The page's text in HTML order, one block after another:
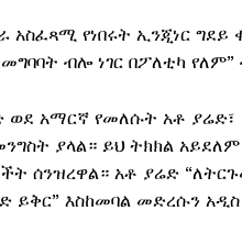
አስፈጻሚ የነበሩት ኢንጂነር
ብሎ ነገር በፖለቲካ የለም”
ወደ አማርኛ የመለሱት አቶ
ያላል። ይህ ትክክል
ሰንዝረዋል። አቶ ያሬድ
ይቅር” እስከመባል መድረሱን